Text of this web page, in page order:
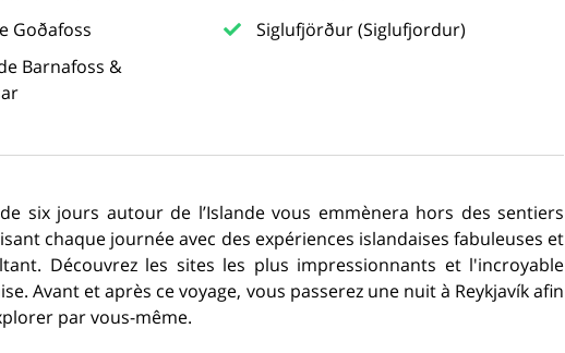
Goðafoss
Siglufjörður (Siglufjordur)
Barnafoss &
six jours autour de l’Islande vous emmènera hors des sentiers
chaque journée avec des expériences islandaises fabuleuses et
Découvrez les sites les plus impressionnants et l'incroyable
Avant et après ce voyage, vous passerez une nuit à Reykjavík afin
par vous-même.